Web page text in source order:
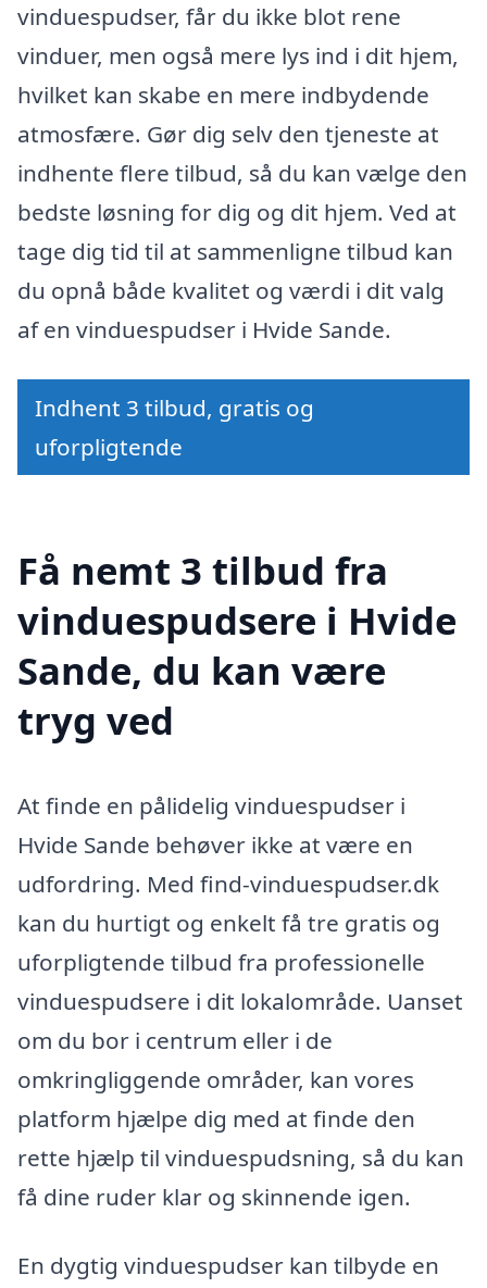
vinduespudser, får du ikke blot rene
vinduer, men også mere lys ind i dit hjem,
hvilket kan skabe en mere indbydende
atmosfære. Gør dig selv den tjeneste at
indhente flere tilbud, så du kan vælge den
bedste løsning for dig og dit hjem. Ved at
tage dig tid til at sammenligne tilbud kan
du opnå både kvalitet og værdi i dit valg
af en vinduespudser i Hvide Sande.
Indhent 3 tilbud, gratis og
uforpligtende
Få nemt 3 tilbud fra
vinduespudsere i Hvide
Sande, du kan være
tryg ved
At finde en pålidelig vinduespudser i
Hvide Sande behøver ikke at være en
udfordring. Med find-vinduespudser.dk
kan du hurtigt og enkelt få tre gratis og
uforpligtende tilbud fra professionelle
vinduespudsere i dit lokalområde. Uanset
om du bor i centrum eller i de
omkringliggende områder, kan vores
platform hjælpe dig med at finde den
rette hjælp til vinduespudsning, så du kan
få dine ruder klar og skinnende igen.
En dygtig vinduespudser kan tilbyde en